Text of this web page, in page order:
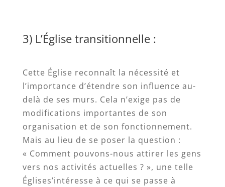
3) L’Église transitionnelle :
Cette Église reconnaît la nécessité et
l’importance d’étendre son influence au-
delà de ses murs. Cela n’exige pas de
modifications importantes de son
organisation et de son fonctionnement.
Mais au lieu de se poser la question :
« Comment pouvons-nous attirer les gens
vers nos activités actuelles ? », une telle
Églises’intéresse à ce qui se passe à